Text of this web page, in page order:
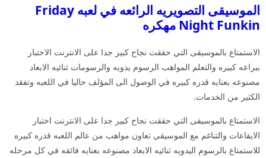
الموسيقى التصويريه الرائعه في لعبه Friday
Night Funkin مهكره
الاستمتاع بالموسيقى التي حققت نجاح كبير جدا على الانترنت الاختبار
ببراعه كبيره والتعلم المواهب الرسوم يدويه والرسومات ثنائيه الابعاد
مصنوعه بعنايه قدره كبيره في الوصول الى المؤلف حاليا في اللعبه وتفقد
الكثير من الخدمات.
الاستمتاع بالموسيقى التي حققت نجاح كبير جدا على الانترنت اختبار
الايقاعات والتناغم مع الموسيقى تعاون مواهب من عالم اللعبه قدره كبيره
للاستمتاع بالرسوم اليدويه ثنائيه الابعاد مصنوعه بعنايه فائقه في كل مرحله